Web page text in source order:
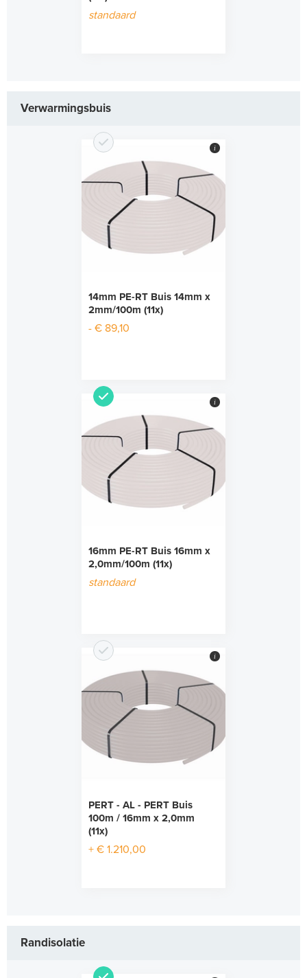
standaard
Verwarmingsbuis
14mm PE-RT Buis 14mm x
2mm/100m (11x)
- € 89,10
i
16mm PE-RT Buis 16mm x
2,0mm/100m (11x)
standaard
i
PERT - AL - PERT Buis
100m / 16mm x 2,0mm
(11x)
+ € 1.210,00
i
Randisolatie